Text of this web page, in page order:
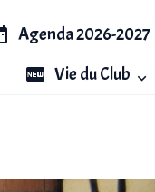
Agenda 2026-2027
Vie du Club